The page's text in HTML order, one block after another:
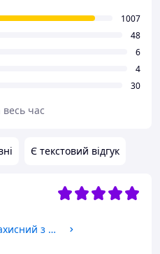
Є текстовий відгук
BB тональний крем сонцезахисний з муцином равлика 9 в 1 Sadoer Gold Snail SPF50+ PA+++ 40 g (Ivory Color)
1007
48
6
4
30
час